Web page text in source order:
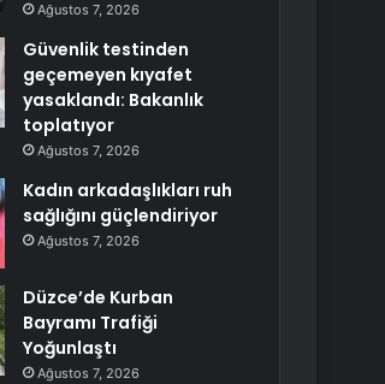
Ağustos 7, 2026
Güvenlik testinden
geçemeyen kıyafet
yasaklandı: Bakanlık
toplatıyor
Ağustos 7, 2026
Kadın arkadaşlıkları ruh
sağlığını güçlendiriyor
Ağustos 7, 2026
Düzce’de Kurban
Bayramı Trafiği
Yoğunlaştı
Ağustos 7, 2026